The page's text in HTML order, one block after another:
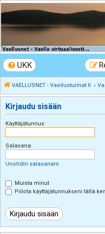
VAELLUSNET -
Vaellusturinat II
UKK
VAELLUSNET - Vaellusturinat II
Kirjaudu sisään
Käyttäjätunnus:
Salasana:
Unohdin salasanani
Muista minut
Piilota käyttäjätunnukseni tällä